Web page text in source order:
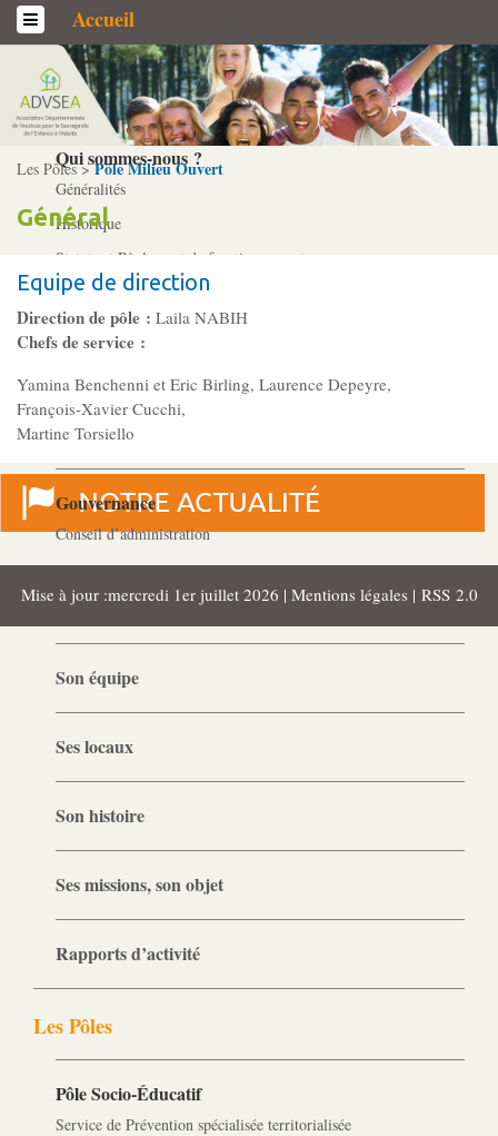
Accueil
L’association
Qui sommes-­nous ?
Généralités
Historique
Statuts et Règlement de fonctionnement
Nos partenaires
Acteurs
Professionnels
Gouvernance
Conseil d’administration
Le siège
Son équipe
Ses locaux
Son histoire
Ses missions, son objet
Rapports d’activité
Les Pôles
Pôle Socio-­Éducatif
Service de Prévention spécialisée territorialisée
Les Pôles >Pôle Milieu Ouvert
Général
Equipe de direction
Direction de pôle : Laila NABIH
Chefs de service :
Yamina Benchenni et Eric Birling, Laurence Depeyre,
François-Xavier Cucchi,
Martine Torsiello
Mise à jour :mercredi 1er juillet 2026 | Mentions légales | RSS 2.0